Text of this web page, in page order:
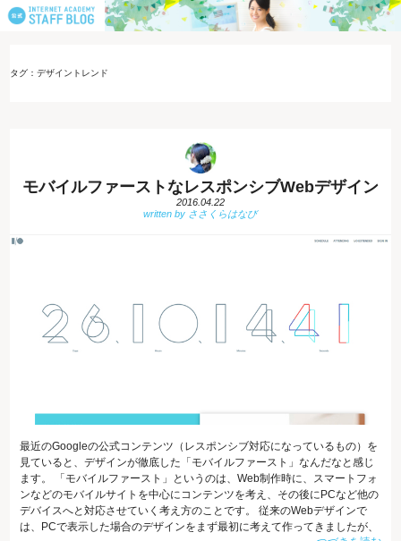
タグ：デザイントレンド
モバイルファーストなレスポンシブWebデザイン
2016.04.22
最近のGoogleの公式コンテンツ（レスポンシブ対応になっているもの）を
見ていると、デザインが徹底した「モバイルファースト」なんだなと感じ
ます。 「モバイルファースト」というのは、Web制作時に、スマートフォ
ンなどのモバイルサイトを中心にコンテンツを考え、その後にPCなど他の
デバイスへと対応させていく考え方のことです。 従来のWebデザインで
は、PCで表示した場合のデザインをまず最初に考えて作ってきましたが、